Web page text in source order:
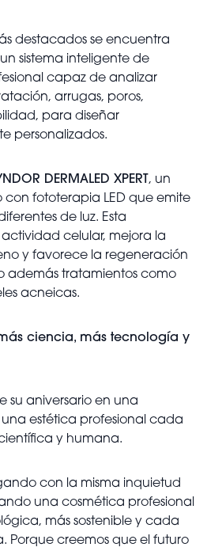
destacados se encuentra
sistema inteligente de
capaz de analizar
arrugas, poros,
para diseñar
personalizados.
DERMALED XPERT , un
fototerapia LED que emite
de luz. Esta
celular, mejora la
y favorece la regeneración
tratamientos como
acneicas.
ciencia, más tecnología y
su aniversario en una
estética profesional cada
y humana.
con la misma inquietud
una cosmética profesional
más sostenible y cada
Porque creemos que el futuro